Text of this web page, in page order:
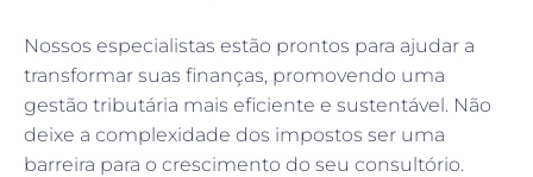
Nossos especialistas estão prontos para ajudar a
transformar suas finanças, promovendo uma
gestão tributária mais eficiente e sustentável. Não
deixe a complexidade dos impostos ser uma
barreira para o crescimento do seu consultório.